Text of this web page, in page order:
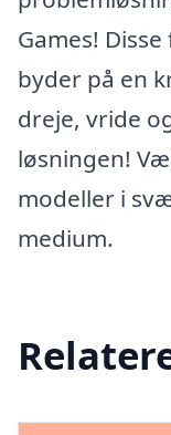
Games!
byder på en
dreje, vride
løsningen!
modeller i
medium.